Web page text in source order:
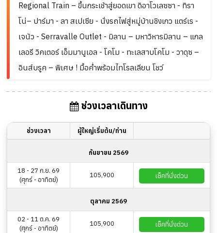
Regional Train – ขึ้นกระเช้าสู่ยอดเขา ดิอาโวเลซซา - ทิรา
โน่– ปาร์มา - ลา สเปเซีย - นั่งรถไฟสู่หมู่บ้านชิงเกว แตร์เร -
เจนัว - Serravalle Outlet - มิลาน – มหาวิหารมิลาน – แกล
เลอรี วิคเตอร์ เอ็มมานูเอล - โคโม - ทะเลสาบโคโม - วาดุซ –
อินส์บรูค – พิเศษ ! มื้อค่ำพร้อมไทโรลเลียน โชว์
ช่วงเวลาเดินทาง
ช่วงเวลา ผู้ใหญ่เริ่มต้น/ท่าน
กันยายน 2569
18 - 27 ก.ย. 69
(ศุกร์ - อาทิตย์)
105,900 เช็คที่นั่งด่วน
ตุลาคม 2569
02 - 11 ต.ค. 69
(ศุกร์ - อาทิตย์)
105,900 เช็คที่นั่งด่วน